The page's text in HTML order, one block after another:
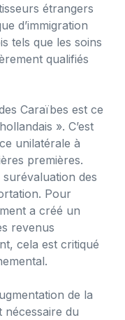
étrangers
d’immigration
tels que les soins
qualifiés
Caraïbes est ce
». C’est
unilatérale à
premières.
des
Pour
a créé un
revenus
cela est critiqué
de la
nécessaire du